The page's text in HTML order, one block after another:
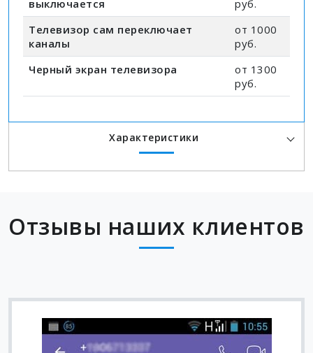
выключается
руб.
Телевизор сам переключает
каналы
от 1000
руб.
Черный экран телевизора
от 1300
руб.
Характеристики
Отзывы наших клиентов